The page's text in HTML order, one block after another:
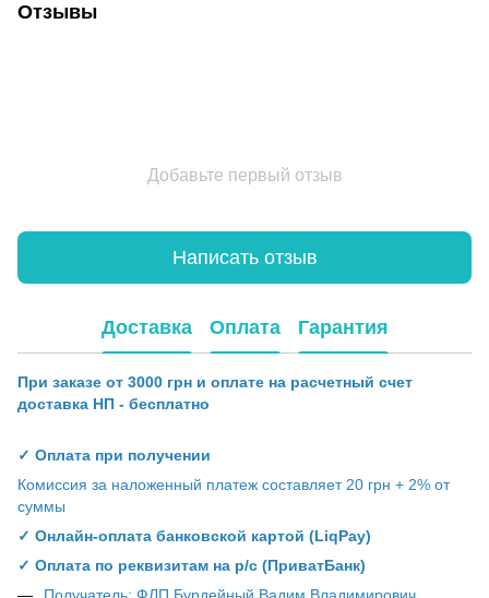
Отзывы
Добавьте первый отзыв
Написать отзыв
Доставка Оплата Гарантия
При заказе от 3000 грн и оплате на расчетный счет
доставка НП - бесплатно
✓ Оплата при получении
Комиссия за наложенный платеж составляет 20 грн + 2% от
суммы
✓ Онлайн-оплата банковской картой (LiqPay)
✓ Оплата по реквизитам на р/с (ПриватБанк)